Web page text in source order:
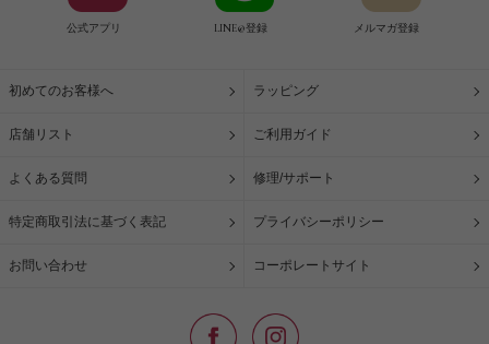
公式アプリ LINE@登録 メルマガ登録
初めてのお客様へ ラッピング
店舗リスト ご利用ガイド
よくある質問 修理/サポート
特定商取引法に基づく表記 プライバシーポリシー
お問い合わせ コーポレートサイト